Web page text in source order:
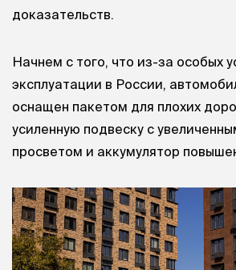
доказательств.
Начнем с того, что из-за особых
эксплуатации в России,
оснащен пакетом для плохих
усиленную подвеску с
просветом и аккумулятор